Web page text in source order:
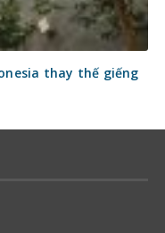
thay thế giếng